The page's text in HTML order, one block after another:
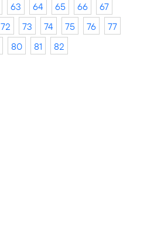
63 64 65 66
67
72 73 74 75 76
77
80 81 82